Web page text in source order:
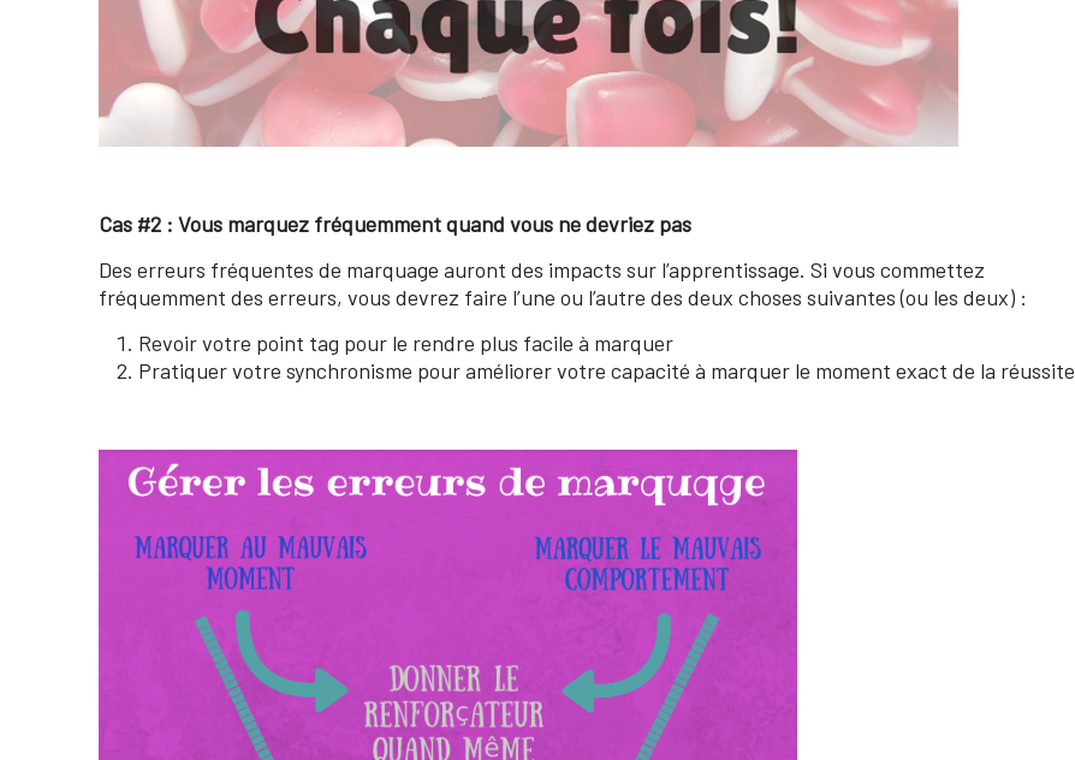
Cas #2 : Vous marquez fréquemment quand vous ne devriez pas
Des erreurs fréquentes de marquage auront des impacts sur l’apprentissage. Si vous commettez
fréquemment des erreurs, vous devrez faire l’une ou l’autre des deux choses suivantes (ou les deux) :
Revoir votre point tag pour le rendre plus facile à marquer
Pratiquer votre synchronisme pour améliorer votre capacité à marquer le moment exact de la réussite